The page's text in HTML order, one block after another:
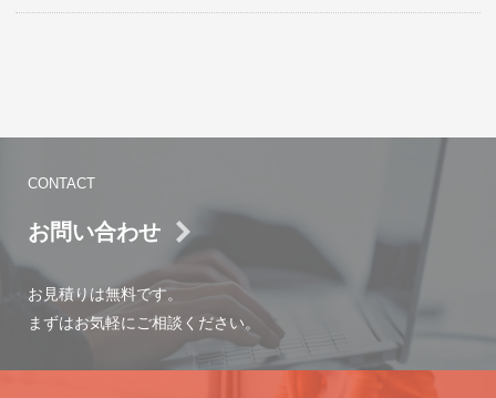
CONTACT
お問い合わせ
お見積りは無料です。
まずはお気軽にご相談ください。